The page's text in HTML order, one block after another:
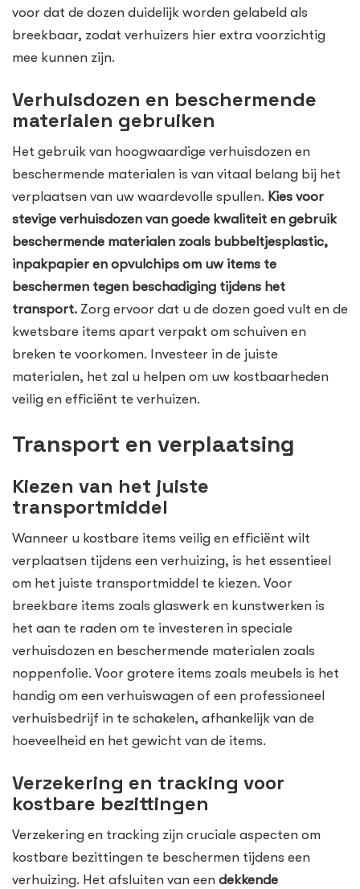
voor dat de dozen duidelijk worden gelabeld als
breekbaar, zodat verhuizers hier extra voorzichtig
mee kunnen zijn.
Verhuisdozen en beschermende
materialen gebruiken
Het gebruik van hoogwaardige verhuisdozen en
beschermende materialen is van vitaal belang bij het
verplaatsen van uw waardevolle spullen. Kies voor
stevige verhuisdozen van goede kwaliteit en gebruik
beschermende materialen zoals bubbeltjesplastic,
inpakpapier en opvulchips om uw items te
beschermen tegen beschadiging tijdens het
transport. Zorg ervoor dat u de dozen goed vult en de
kwetsbare items apart verpakt om schuiven en
breken te voorkomen. Investeer in de juiste
materialen, het zal u helpen om uw kostbaarheden
veilig en efficiënt te verhuizen.
Transport en verplaatsing
Kiezen van het juiste
transportmiddel
Wanneer u kostbare items veilig en efficiënt wilt
verplaatsen tijdens een verhuizing, is het essentieel
om het juiste transportmiddel te kiezen. Voor
breekbare items zoals glaswerk en kunstwerken is
het aan te raden om te investeren in speciale
verhuisdozen en beschermende materialen zoals
noppenfolie. Voor grotere items zoals meubels is het
handig om een verhuiswagen of een professioneel
verhuisbedrijf in te schakelen, afhankelijk van de
hoeveelheid en het gewicht van de items.
Verzekering en tracking voor
kostbare bezittingen
Verzekering en tracking zijn cruciale aspecten om
kostbare bezittingen te beschermen tijdens een
verhuizing. Het afsluiten van een dekkende